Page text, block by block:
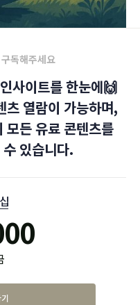
독해주세요
사이트를 한눈에🙌
츠 열람이 가능하며,
모든 유료 콘텐츠를
있습니다.